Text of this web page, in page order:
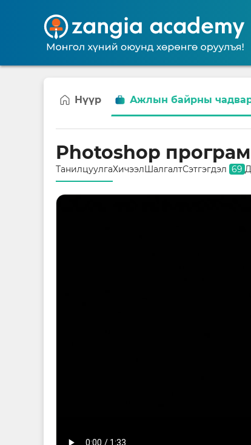
Нүүр Ажлын байрны
Photoshop
ТанилцуулгаХичээлШалгалтСэтгэгдэл 69